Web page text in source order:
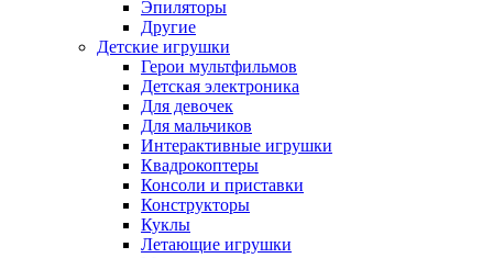
Эпиляторы
Другие
Детские игрушки
Герои мультфильмов
Детская электроника
Для девочек
Для мальчиков
Интерактивные игрушки
Квадрокоптеры
Консоли и приставки
Конструкторы
Куклы
Летающие игрушки